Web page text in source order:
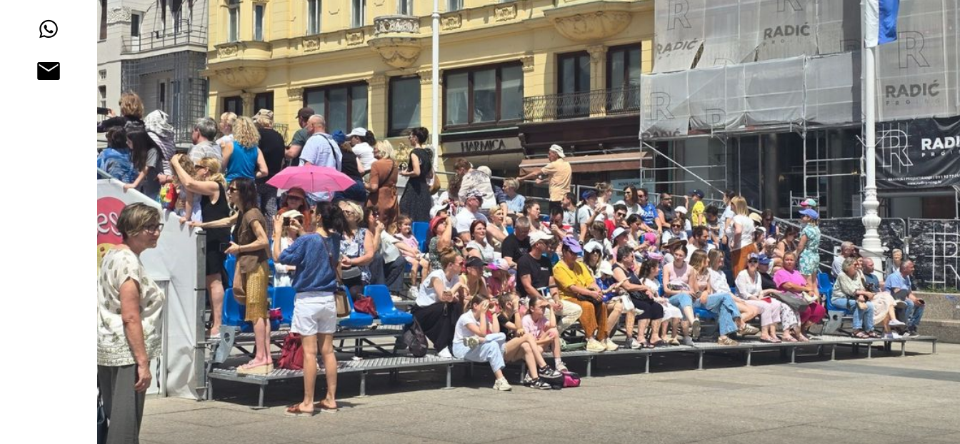
+8
KOD HENDRIXOVA MOSTA
5 razloga zašto ovoga tjedna posjetiti
Green River Festival
+8
LJETO U ZAGREBU
Čvenk na Griču: Još deset dana bogatog
programa na Gornjem gradu
NIGDJE NIKOGA
"Evo zašto volim ljeto u Zagrebu":
Razlozi zbog kojih godišnji odmor u
gradu nije pokora